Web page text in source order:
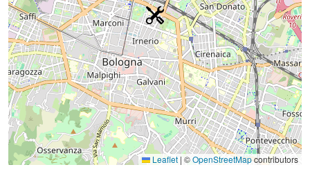
Leaflet | ©OpenStreetMapcontributors